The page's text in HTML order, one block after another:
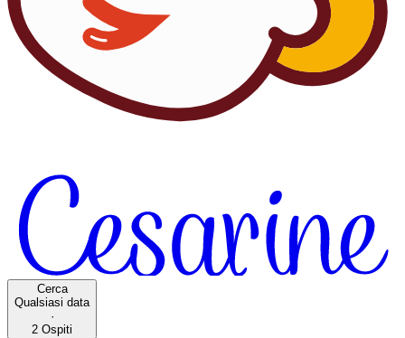
Cerca
Qualsiasi data
·
2 Ospiti